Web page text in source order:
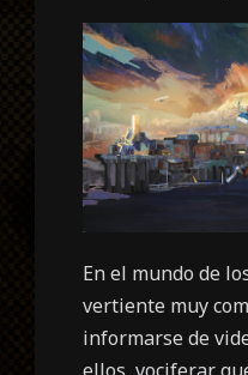
En el mundo de
vertiente muy
informarse de